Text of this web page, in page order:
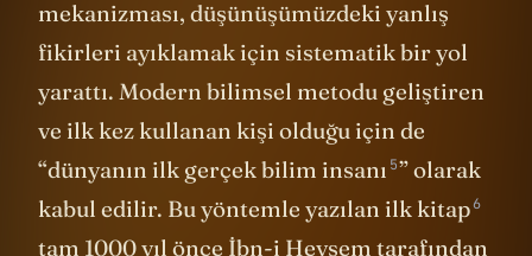
mekanizması, düşünüşümüzdeki yanlış
fikirleri ayıklamak için sistematik bir yol
yarattı. Modern bilimsel metodu geliştiren
ve ilk kez kullanan kişi olduğu için de
“dünyanın ilk gerçek bilim insanı 5” olarak
kabul edilir. Bu yöntemle yazılan ilk kitap6
tam 1000 yıl önce İbn-i Heysem tarafından